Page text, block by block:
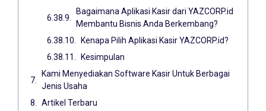
Bagaimana Aplikasi Kasir dari YAZCORP.id
Membantu Bisnis Anda Berkembang?
Kenapa Pilih Aplikasi Kasir YAZCORP.id?
Kesimpulan
Kami Menyediakan Software Kasir Untuk Berbagai
Jenis Usaha
Artikel Terbaru